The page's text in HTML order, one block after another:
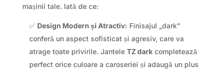
mașinii tale. Iată de ce:
✅ Design Modern și Atractiv: Finisajul „dark”
conferă un aspect sofisticat și agresiv, care va
atrage toate privirile. Jantele TZ darkcompletează
perfect orice culoare a caroseriei și adaugă un plus